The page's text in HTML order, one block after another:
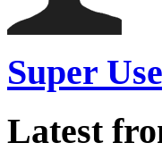
Super
Latest